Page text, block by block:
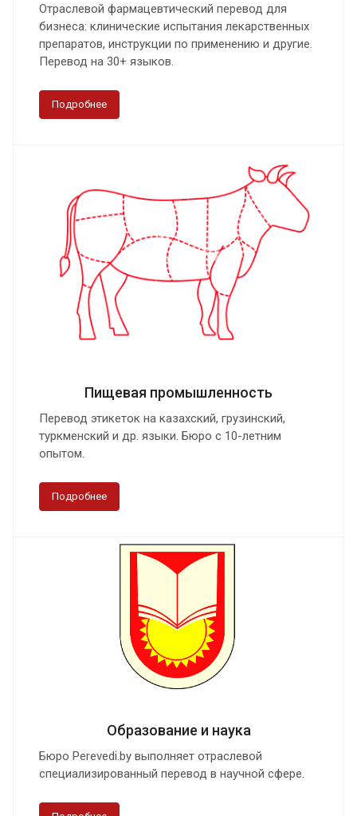
Отраслевой фармацевтический перевод для
бизнеса: клинические испытания лекарственных
препаратов, инструкции по применению и другие.
Перевод на 30+ языков.
Подробнее
Пищевая промышленность
Перевод этикеток на казахский, грузинский,
туркменский и др. языки. Бюро с 10-летним
опытом.
Подробнее
Образование и наука
Бюро Perevedi.by выполняет отраслевой
специализированный перевод в научной сфере.